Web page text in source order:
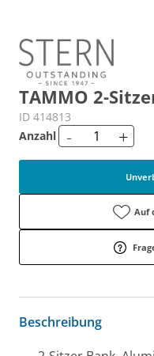
TAMMO 2-
ID 414813
Anzahl
- +
Auf
Beschreibung